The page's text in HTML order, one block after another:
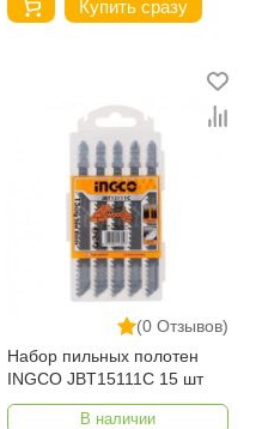
Купить сразу
(0 Отзывов)
Набор пильных полотен
INGCO JBT15111C 15 шт
В наличии